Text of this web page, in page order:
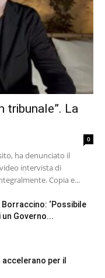
tribunale”. La
0
ha denunciato il
intervista di
Copia e...
Borraccino: ‘Possibile
Governo...
per il